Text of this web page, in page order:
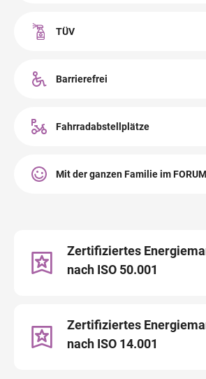
Maulkorbpflicht im gesamten
TÜV
Hygienemanagement-Standard
Barrierefrei
zugänglich.
Fahrradabstellplätze
sich am Eingang ÖGK.
Mit der ganzen Familie im
Familienservice
Zertifiziertes
nach ISO 50.001
Zertifiziertes
nach ISO 14.001